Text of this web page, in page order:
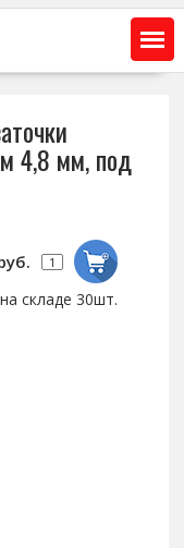
4,8 мм, под
складе 30шт.